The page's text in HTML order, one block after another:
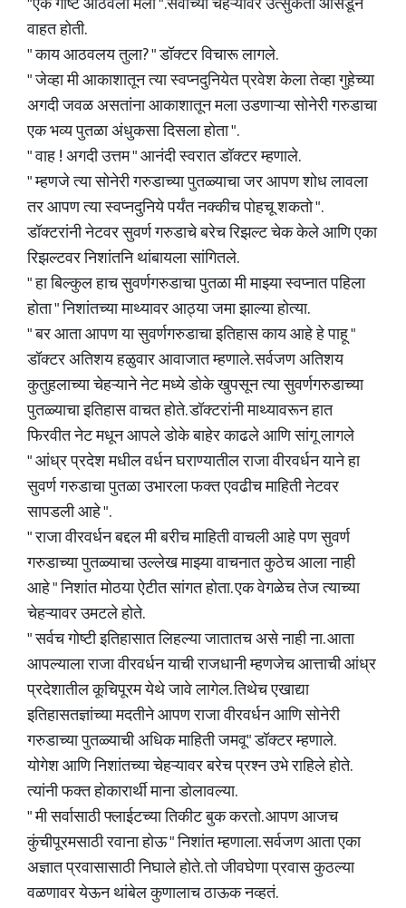
वाहत होती.
" काय आठवलय तुला? " डॉक्टर विचारू लागले.
" जेव्हा मी आकाशातून त्या स्वप्नदुनियेत प्रवेश केला तेव्हा गुहेच्या
अगदी जवळ असतांना आकाशातून मला उडणाऱ्या सोनेरी गरुडाचा
एक भव्य पुतळा अंधुकसा दिसला होता ".
" वाह ! अगदी उत्तम " आनंदी स्वरात डॉक्टर म्हणाले.
" म्हणजे त्या सोनेरी गरुडाच्या पुतळ्याचा जर आपण शोध लावला
तर आपण त्या स्वप्नदुनिये पर्यंत नक्कीच पोहचू शकतो ".
डॉक्टरांनी नेटवर सुवर्ण गरुडाचे बरेच रिझल्ट चेक केले आणि एका
रिझल्टवर निशांतनि थांबायला सांगितले.
" हा बिल्कुल हाच सुवर्णगरुडाचा पुतळा मी माझ्या स्वप्नात पहिला
होता " निशांतच्या माथ्यावर आठ्या जमा झाल्या होत्या.
" बर आता आपण या सुवर्णगरुडाचा इतिहास काय आहे हे पाहू "
डॉक्टर अतिशय हळुवार आवाजात म्हणाले. सर्वजण अतिशय
कुतुहलाच्या चेहऱ्याने नेट मध्ये डोके खुपसून त्या सुवर्णगरुडाच्या
पुतळ्याचा इतिहास वाचत होते. डॉक्टरांनी माथ्यावरून हात
फिरवीत नेट मधून आपले डोके बाहेर काढले आणि सांगू लागले
" आंध्र प्रदेश मधील वर्धन घराण्यातील राजा वीरवर्धन याने हा
सुवर्ण गरुडाचा पुतळा उभारला फक्त एवढीच माहिती नेटवर
सापडली आहे ".
" राजा वीरवर्धन बद्दल मी बरीच माहिती वाचली आहे पण सुवर्ण
गरुडाच्या पुतळ्याचा उल्लेख माझ्या वाचनात कुठेच आला नाही
आहे " निशांत मोठया ऐटीत सांगत होता. एक वेगळेच तेज त्याच्या
चेहऱ्यावर उमटले होते.
" सर्वच गोष्टी इतिहासात लिहल्या जातातच असे नाही ना. आता
आपल्याला राजा वीरवर्धन याची राजधानी म्हणजेच आत्ताची आंध्र
प्रदेशातील कूचिपूरम येथे जावे लागेल. तिथेच एखाद्या
इतिहासतज्ञांच्या मदतीने आपण राजा वीरवर्धन आणि सोनेरी
गरुडाच्या पुतळ्याची अधिक माहिती जमवू" डॉक्टर म्हणाले.
योगेश आणि निशांतच्या चेहऱ्यावर बरेच प्रश्न उभे राहिले होते.
त्यांनी फक्त होकारार्थी माना डोलावल्या.
" मी सर्वासाठी फ्लाईटच्या तिकीट बुक करतो. आपण आजच
कुंचीपूरमसाठी रवाना होऊ " निशांत म्हणाला. सर्वजण आता एका
अज्ञात प्रवासासाठी निघाले होते. तो जीवघेणा प्रवास कुठल्या
वळणावर येऊन थांबेल कुणालाच ठाऊक नव्हतं.